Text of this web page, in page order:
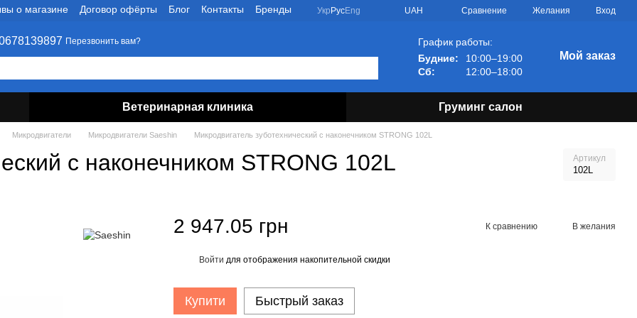
о магазине Договор офёрты Блог Контакты Бренды Укр РусEng UAH Сравнение Желания Вход
Перезвонить вам?
График работы:
Будние:
10:00–19:00
Сб:
12:00–18:00
Мой заказ
Ветеринарная клиника Груминг салон
Микродвигатели Микродвигатели Saeshin Микродвигатель зуботехнический с наконечником STRONG 102L
с наконечником STRONG 102L Артикул
102L
2 947.05 грн К сравнению В желания
Войти для отображения накопительной скидки
Купити Быстрый заказ